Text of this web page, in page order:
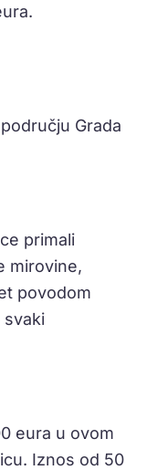
Grada
primali
mirovine,
povodom
svaki
eura u ovom
Iznos od 50